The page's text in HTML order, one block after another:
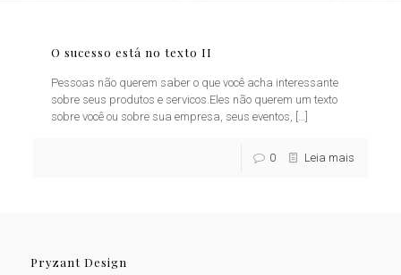
O sucesso está no texto II
Pessoas não querem saber o que você acha interessante
sobre seus produtos e servicos.Eles não querem um texto
sobre você ou sobre sua empresa, seus eventos, […]
0 Leia mais
Pryzant Design